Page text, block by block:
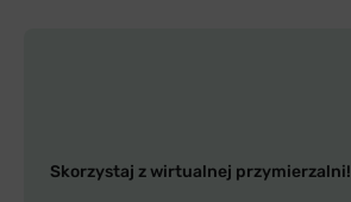
Skorzystaj z wirtualnej przymierzalni!